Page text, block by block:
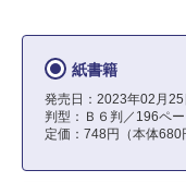
紙書籍
発売日：2023年02月25
判型：Ｂ６判／196ペ
定価：748円（本体680